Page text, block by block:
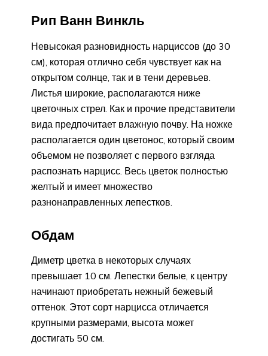
Рип Ванн Винкль
Невысокая разновидность нарциссов (до 30
см), которая отлично себя чувствует как на
открытом солнце, так и в тени деревьев.
Листья широкие, располагаются ниже
цветочных стрел. Как и прочие представители
вида предпочитает влажную почву. На ножке
располагается один цветонос, который своим
объемом не позволяет с первого взгляда
распознать нарцисс. Весь цветок полностью
желтый и имеет множество
разнонаправленных лепестков.
Обдам
Диметр цветка в некоторых случаях
превышает 10 см. Лепестки белые, к центру
начинают приобретать нежный бежевый
оттенок. Этот сорт нарцисса отличается
крупными размерами, высота может
достигать 50 см.